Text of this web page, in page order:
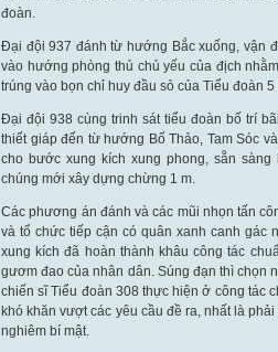
đoàn.
Đại đội 937 đánh từ hướng Bắc xuống, vận
vào hướng phòng thủ chủ yếu của địch
trúng vào bọn chỉ huy đầu sỏ của Tiểu đoàn 5
Đại đội 938 cùng trinh sát tiểu đoàn bố trí
thiết giáp đến từ hướng Bố Thảo, Tam Sóc
cho bước xung kích xung phong, sẵn
chúng mới xây dựng chừng 1 m.
Các phương án đánh và các mũi nhọn tấn
và tổ chức tiếp cận có quân xanh canh gác
xung kích đã hoàn thành khâu công tác
gươm đao của nhân dân. Súng đạn thì chọn
chiến sĩ Tiểu đoàn 308 thực hiện ở công tác
khó khăn vượt các yêu cầu đề ra, nhất là
nghiêm bí mật.